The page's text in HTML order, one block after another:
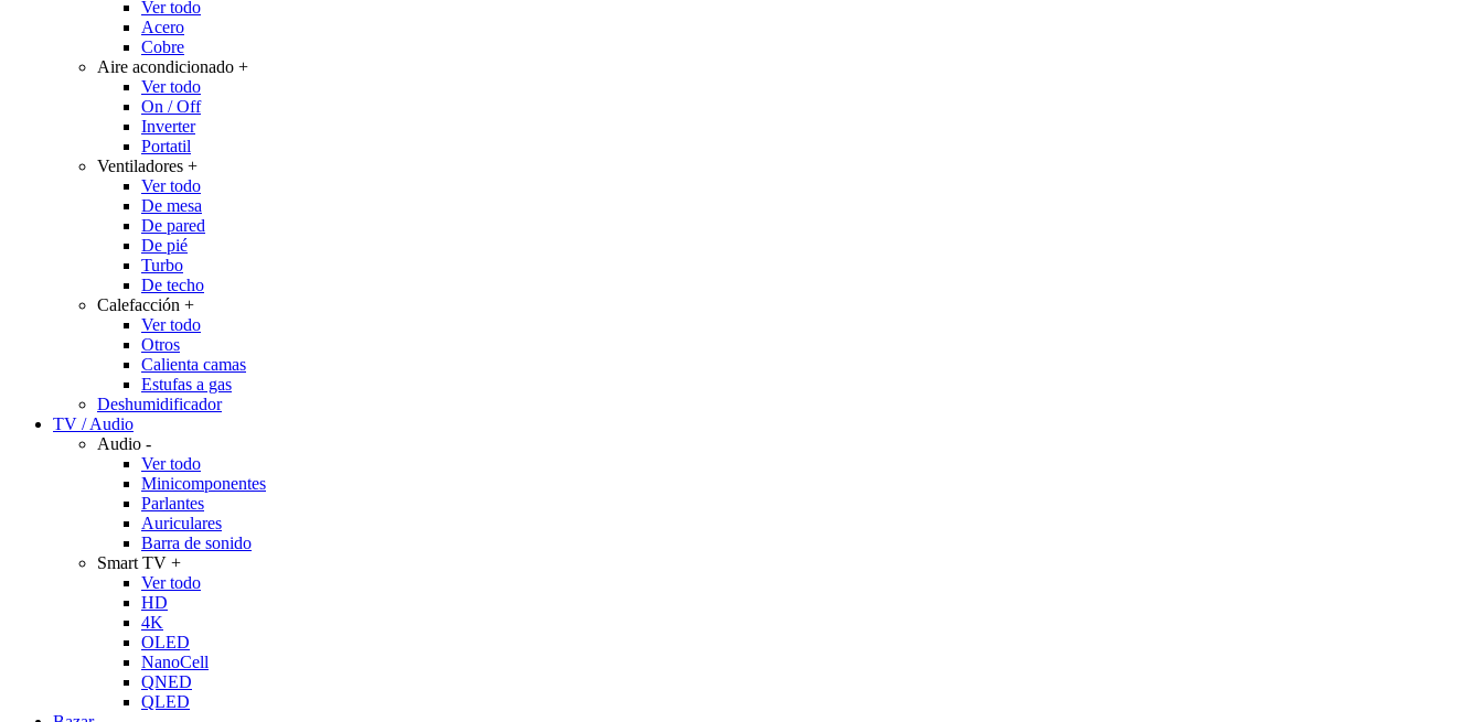
Ver todo
Acero
Cobre
Aire acondicionado +
Ver todo
On / Off
Inverter
Portatil
Ventiladores +
Ver todo
De mesa
De pared
De pié
Turbo
De techo
Calefacción +
Ver todo
Otros
Calienta camas
Estufas a gas
Deshumidificador
TV / Audio
Audio -
Ver todo
Minicomponentes
Parlantes
Auriculares
Barra de sonido
Smart TV +
Ver todo
HD
4K
OLED
NanoCell
QNED
QLED